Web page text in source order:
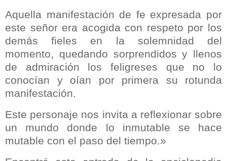
Aquella manifestación de fe expresada por
este señor era acogida con respeto por los
demás fieles en la solemnidad del
momento, quedando sorprendidos y llenos
de admiración los feligreses que no lo
conocían y oían por primera su rotunda
manifestación.
Este personaje nos invita a reflexionar sobre
un mundo donde lo inmutable se hace
mutable con el paso del tiempo.»